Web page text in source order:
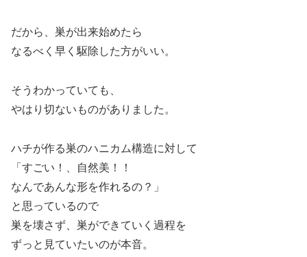
だから、巣が出来始めたら
なるべく早く駆除した方がいい。
そうわかっていても、
やはり切ないものがありました。
ハチが作る巣のハニカム構造に対して
「すごい！、自然美！！
なんであんな形を作れるの？」
と思っているので
巣を壊さず、巣ができていく過程を
ずっと見ていたいのが本音。